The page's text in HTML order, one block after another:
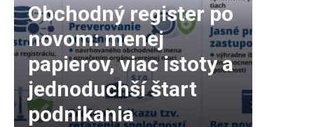
Obchodný register po
novom: menej
papierov, viac istoty a
jednoduchší štart
podnikania